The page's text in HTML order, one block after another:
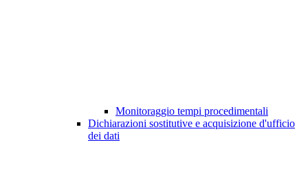
Monitoraggio tempi procedimentali
Dichiarazioni sostitutive e acquisizione d'ufficio
dei dati